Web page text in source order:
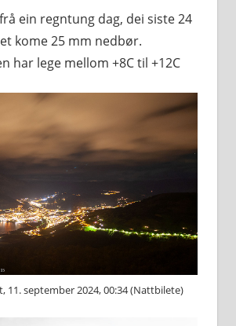
ein regntung dag, dei siste 24
kome 25 mm nedbør.
har lege mellom +8C til +12C
11. september 2024, 00:34 (Nattbilete)